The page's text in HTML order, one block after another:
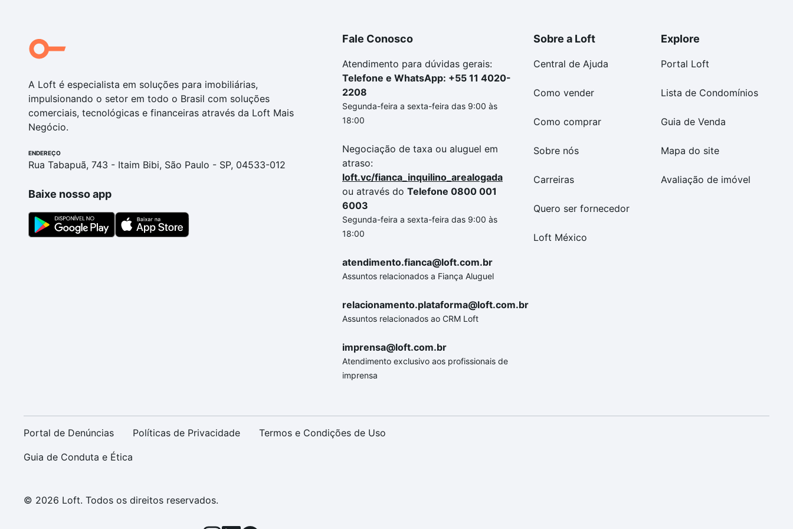
A Loft é especialista em soluções para imobiliárias,
impulsionando o setor em todo o Brasil com soluções
comerciais, tecnológicas e financeiras através da Loft Mais
Negócio.
ENDEREÇO
Rua Tabapuã, 743 - Itaim Bibi, São Paulo - SP, 04533-012
Baixe nosso app
Fale Conosco
Atendimento para dúvidas gerais:
Telefone e WhatsApp: +55 11 4020-
2208
Segunda-feira a sexta-feira das 9:00 às
18:00
Negociação de taxa ou aluguel em
atraso:
loft.vc/fianca_inquilino_arealogada
ou através do Telefone 0800 001
6003
Segunda-feira a sexta-feira das 9:00 às
18:00
atendimento.fianca@loft.com.br
Assuntos relacionados a Fiança Aluguel
relacionamento.plataforma@loft.com.br
Assuntos relacionados ao CRM Loft
imprensa@loft.com.br
Atendimento exclusivo aos profissionais de
imprensa
Sobre a Loft
Central de Ajuda
Como vender
Como comprar
Sobre nós
Carreiras
Quero ser fornecedor
Loft México
Explore
Portal Loft
Lista de Condomínios
Guia de Venda
Mapa do site
Avaliação de imóvel
Portal de Denúncias Políticas de Privacidade Termos e Condições de Uso
Guia de Conduta e Ética
© 2026 Loft. Todos os direitos reservados.